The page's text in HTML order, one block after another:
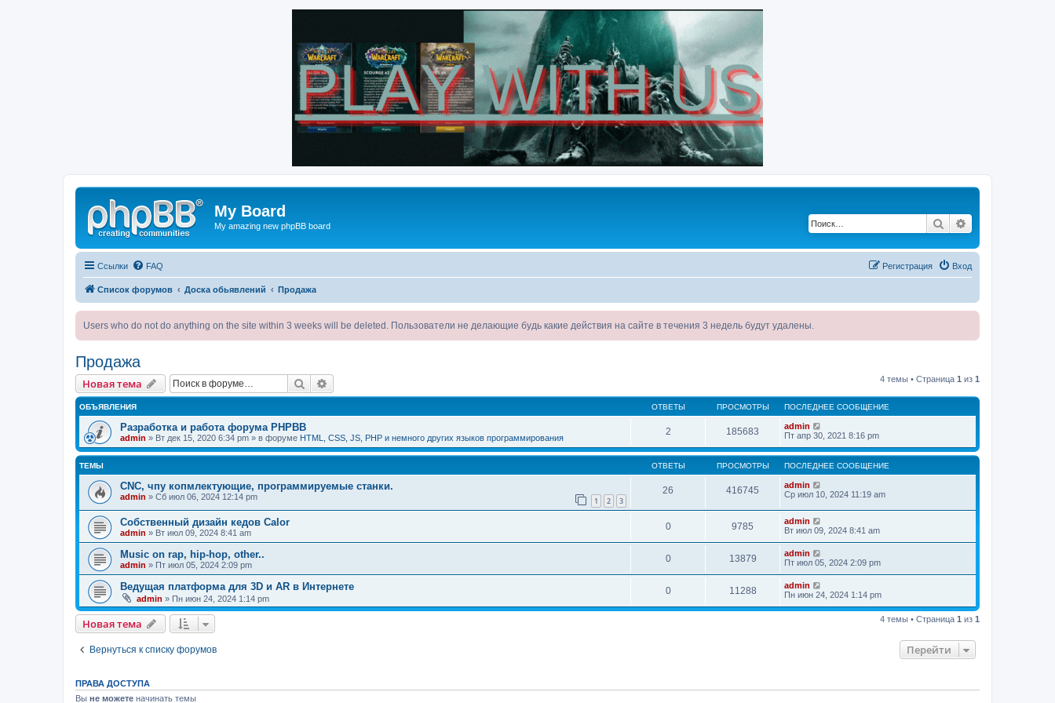
My Board
My amazing new phpBB board Поиск
Ссылки FAQ Вход
Регистрация
Список форумов Доска обьявлений Продажа
Users who do not do anything on the site within 3 weeks will be deleted. Пользователи не делающие будь какие действия на сайте в течения 3 недель будут удалены.
Продажа
Новая тема Поиск 4 темы • Страница 1 из 1
ОБЪЯВЛЕНИЯ ОТВЕТЫ ПРОСМОТРЫ ПОСЛЕДНЕЕ СООБЩЕНИЕ
Разработка и работа форума PHPBB
admin » Вт дек 15, 2020 6:34 pm » в форуме HTML, CSS, JS, PHP и немного других языков программирования
2 185683
admin
Пт апр 30, 2021 8:16 pm
ТЕМЫ ОТВЕТЫ ПРОСМОТРЫ ПОСЛЕДНЕЕ СООБЩЕНИЕ
CNC, чпу копмлектующие, программируемые станки.
admin » Сб июл 06, 2024 12:14 pm 1 2 3
26 416745
admin
Ср июл 10, 2024 11:19 am
Собственный дизайн кедов Calor
admin » Вт июл 09, 2024 8:41 am
0 9785
admin
Вт июл 09, 2024 8:41 am
Music on rap, hip-hop, other..
admin » Пт июл 05, 2024 2:09 pm
0 13879
admin
Пт июл 05, 2024 2:09 pm
Ведущая платформа для 3D и AR в Интернете
admin » Пн июн 24, 2024 1:14 pm
0 11288
admin
Пн июн 24, 2024 1:14 pm
Новая тема 4 темы • Страница 1 из 1
Вернуться к списку форумов Перейти
ПРАВА ДОСТУПА
Вы не можете начинать темы